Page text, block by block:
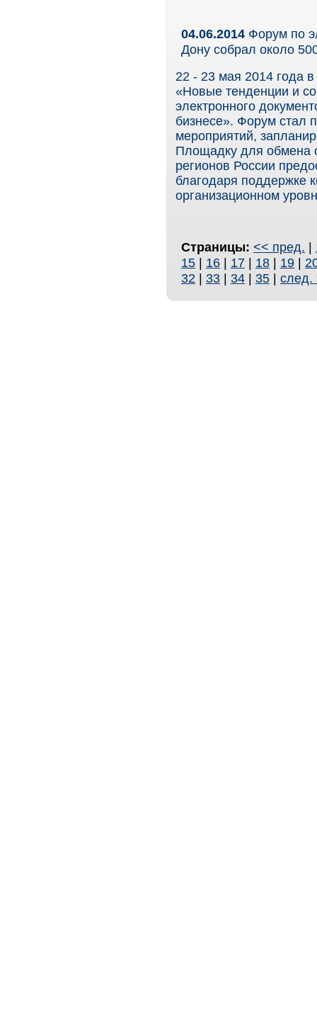
04.06.2014 Форум по
Дону собрал около
22 - 23 мая 2014 года
«Новые тенденции и
электронного
бизнесе». Форум стал
мероприятий,
Площадку для обмена
регионов России
благодаря поддержке
организационном
Страницы: << пред. |
15 | 16 | 17 | 18 | 19 |
32 | 33 | 34 | 35 | след.